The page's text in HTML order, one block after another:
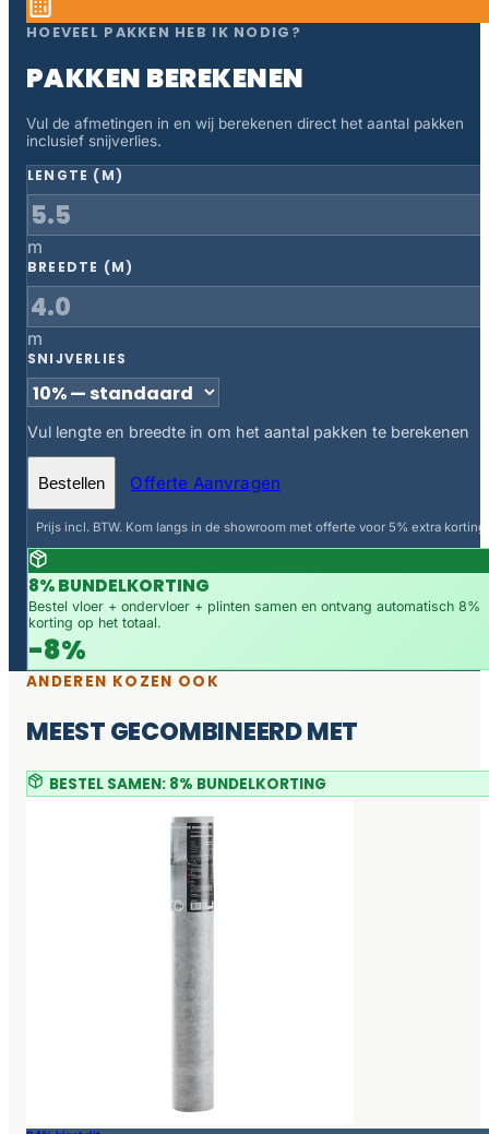
HOEVEEL PAKKEN HEB IK NODIG?
PAKKEN BEREKENEN
Vul de afmetingen in en wij berekenen direct het aantal pakken
inclusief snijverlies.
LENGTE (M)
m
BREEDTE (M)
m
SNIJVERLIES
Vul lengte en breedte in om het aantal pakken te berekenen
Bestellen Offerte Aanvragen
Prijs incl. BTW. Kom langs in de showroom met offerte voor 5% extra korting.
8% BUNDELKORTING
Bestel vloer + ondervloer + plinten samen en ontvang automatisch 8%
korting op het totaal.
-8%
ANDEREN KOZEN OOK
MEEST GECOMBINEERD MET
BESTEL SAMEN: 8% BUNDELKORTING